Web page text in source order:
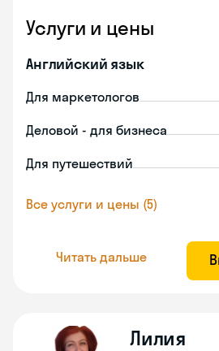
Услуги и цены
Английский язык
Для маркетологов
Деловой - для бизнеса
Для путешествий
Все услуги и цены (5)
Читать дальше
Лилия